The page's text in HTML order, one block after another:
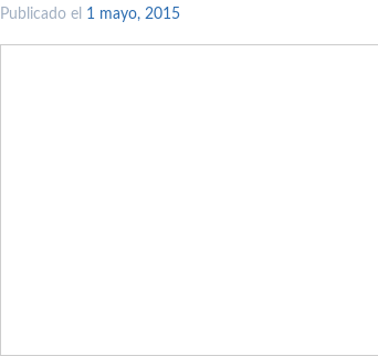
Publicado el 1 mayo, 2015